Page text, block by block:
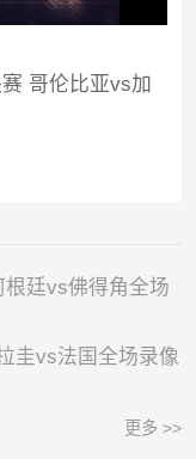
哥伦比亚vs加
廷vs佛得角全场
圭vs法国全场录像
更多 >>